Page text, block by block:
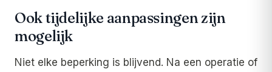
Ook tijdelijke aanpassingen zijn
mogelijk
Niet elke beperking is blijvend. Na een operatie of